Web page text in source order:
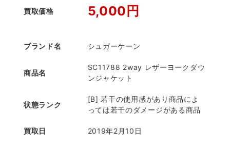
買取価格 5,000円
ブランド名 シュガーケーン
商品名
SC11788 2way レザーヨークダウ
ンジャケット
状態ランク
[B] 若干の使用感があり商品によ
っては若干のダメージがある商品
買取日 2019年2月10日